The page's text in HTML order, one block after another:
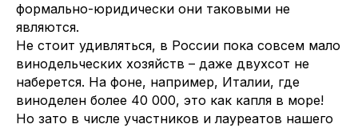
формально-юридически они таковыми не
являются.
Не стоит удивляться, в России пока совсем мало
винодельческих хозяйств – даже двухсот не
наберется. На фоне, например, Италии, где
виноделен более 40 000, это как капля в море!
Но зато в числе участников и лауреатов нашего